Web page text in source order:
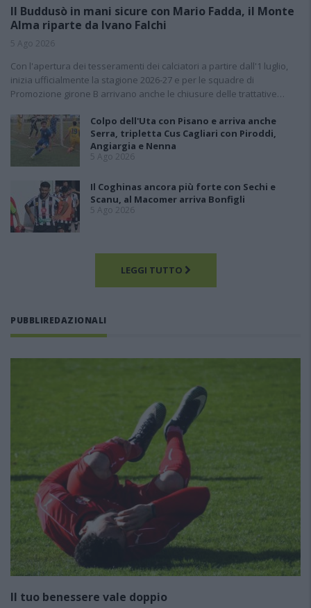
Il Buddusò in mani sicure con Mario Fadda, il Monte
Alma riparte da Ivano Falchi
5 Ago 2026
Con l'apertura dei tesseramenti dei calciatori a partire dall'1 luglio,
inizia ufficialmente la stagione 2026-27 e per le squadre di
Promozione girone B arrivano anche le chiusure delle trattative…
Colpo dell'Uta con Pisano e arriva anche
Serra, tripletta Cus Cagliari con Piroddi,
Angiargia e Nenna
5 Ago 2026
Il Coghinas ancora più forte con Sechi e
Scanu, al Macomer arriva Bonfigli
5 Ago 2026
LEGGI TUTTO
PUBBLIREDAZIONALI
Il tuo benessere vale doppio